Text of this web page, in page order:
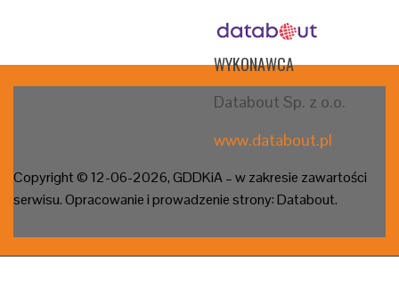
WYKONAWCA
Databout Sp. z o.o.
www.databout.pl
Copyright © 12-06-2026, GDDKiA – w zakresie zawartości
serwisu. Opracowanie i prowadzenie strony: Databout.